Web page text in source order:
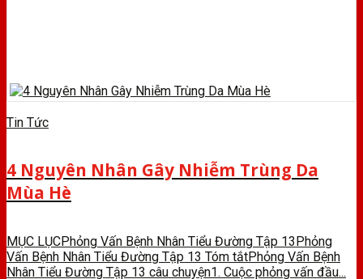
Tin Tức
4 Nguyên Nhân Gây Nhiễm Trùng Da
Mùa Hè
MỤC LỤCPhỏng Vấn Bệnh Nhân Tiểu Đường Tập 13Phỏng
Vấn Bệnh Nhân Tiểu Đường Tập 13 Tóm tắtPhỏng Vấn Bệnh
Nhân Tiểu Đường Tập 13 câu chuyện1. Cuộc phỏng vấn đầu...